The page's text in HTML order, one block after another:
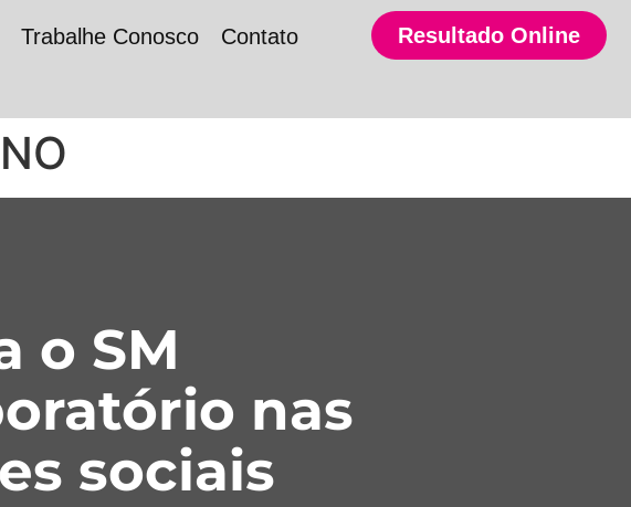
Trabalhe Conosco Contato Resultado Online
o SM
nas
sociais